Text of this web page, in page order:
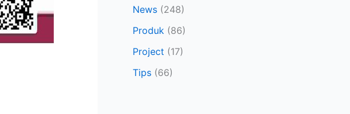
News (248)
Produk (86)
Project (17)
Tips (66)